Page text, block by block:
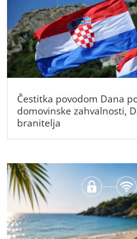
Čestitka povodom Dana
domovinske zahvalnosti,
branitelja